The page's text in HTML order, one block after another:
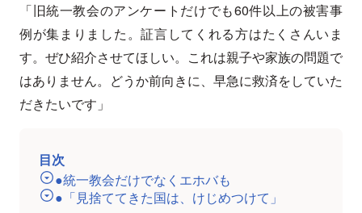
「旧統一教会のアンケートだけでも60件以上の被害事
例が集まりました。証言してくれる方はたくさんいま
す。ぜひ紹介させてほしい。これは親子や家族の問題で
はありません。どうか前向きに、早急に救済をしていた
だきたいです」
目次
●統一教会だけでなくエホバも
●「見捨ててきた国は、けじめつけて」